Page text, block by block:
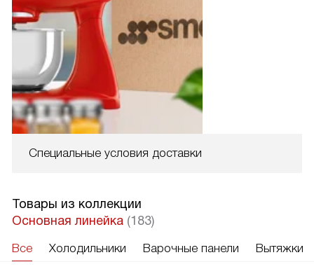
Специальные условия доставки
Товары из коллекции
Основная линейка (183)
Все Холодильники Варочные панели Вытяжки